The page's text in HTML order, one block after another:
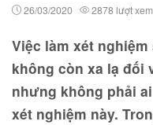
26/03/2020 2878 lượt xem
Việc làm xét
không còn xa lạ đối
nhưng không phải
xét nghiệm này.